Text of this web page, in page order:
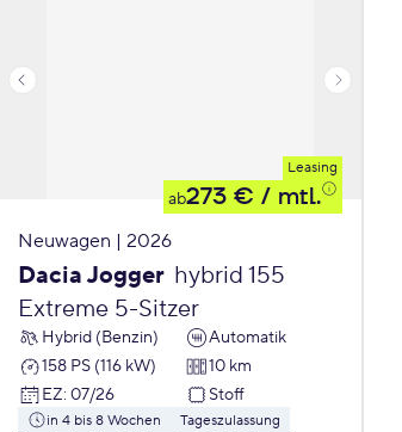
Leasing
ab273 € / mtl.
Neuwagen | 2026
Dacia Jogger hybrid 155
Extreme 5-Sitzer
Hybrid (Benzin)
Automatik
158 PS (116 kW)
10 km
EZ: 07/26 Stoff
in 4 bis 8 Wochen
Tageszulassung